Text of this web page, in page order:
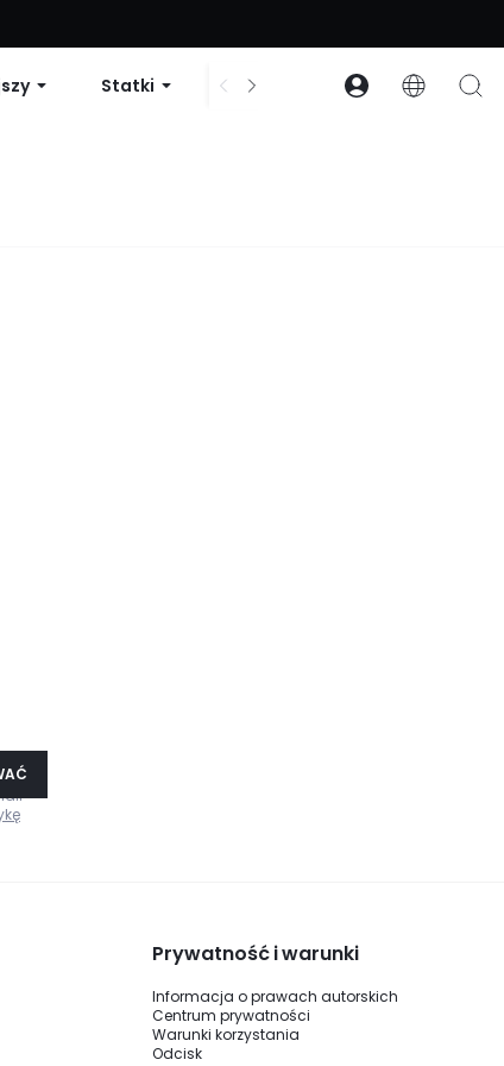
zamówienia powyżej 99 USD | Kod: GLOWNEW
Statki Sukienki i body
Prywatność i warunki
Informacja o prawach autorskich
Centrum prywatności
Warunki korzystania
Odcisk